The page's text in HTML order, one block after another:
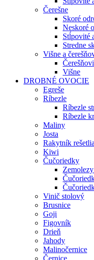
Čerešne
Skoré
Neskoré
Stĺpovité
Stredne
Višne a
Višne
DROBNÉ OVOCIE
Egreše
Ríbezle
Ríbezle
Ríbezle
Maliny
Josta
Rakytník
Kiwi
Čučoriedky
Vinič stolový
Brusnice
Goji
Figovník
Drieň
Jahody
Malinočernice
Černice